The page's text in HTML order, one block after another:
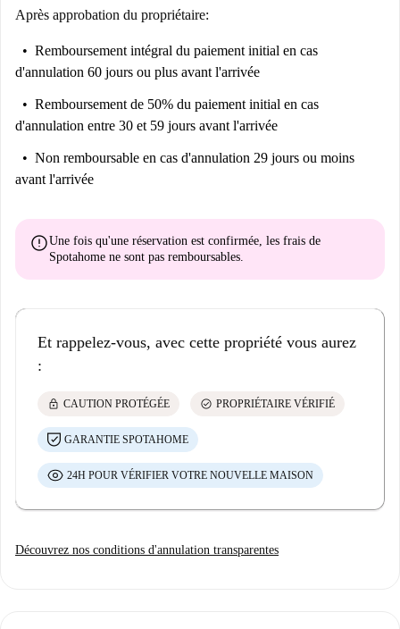
Après approbation du propriétaire:
Remboursement intégral du paiement initial en cas
d'annulation 60 jours ou plus avant l'arrivée
Remboursement de 50% du paiement initial en cas
d'annulation entre 30 et 59 jours avant l'arrivée
Non remboursable en cas d'annulation 29 jours ou moins
avant l'arrivée
errorUne fois qu'une réservation est confirmée, les frais de
Spotahome ne sont pas remboursables.
Et rappelez-vous, avec cette propriété vous aurez
:
lock CAUTION PROTÉGÉE check_circle PROPRIÉTAIRE VÉRIFIÉ
GARANTIE SPOTAHOME
24H POUR VÉRIFIER VOTRE NOUVELLE MAISON
Découvrez nos conditions d'annulation transparentes